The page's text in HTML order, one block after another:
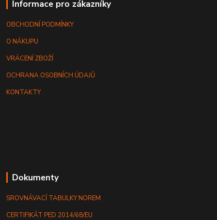
Informace pro zákazníky
OBCHODNÍ PODMÍNKY
O NÁKUPU
VRÁCENÍ ZBOŽÍ
OCHRANA OSOBNÍCH ÚDAJŮ
KONTAKTY
Dokumenty
SROVNÁVACÍ TABULKY NOREM
CERTIFIKÁT PED 2014/68/EU